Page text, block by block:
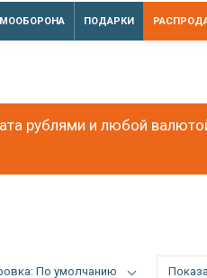
ПОДАРКИ
рублями и любой
По умолчанию